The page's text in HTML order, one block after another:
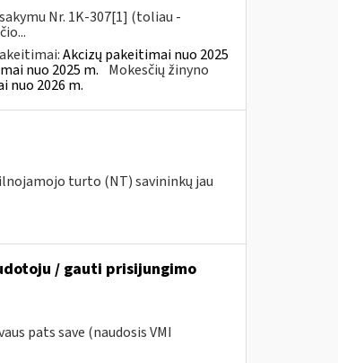
Nr. 1K-307[1] (toliau -
Akcizų pakeitimai nuo 2025
nuo 2025 m. Mokesčių žinyno
nuo 2026 m.
turto (NT) savininkų jau
/ gauti prisijungimo
pats save (naudosis VMI